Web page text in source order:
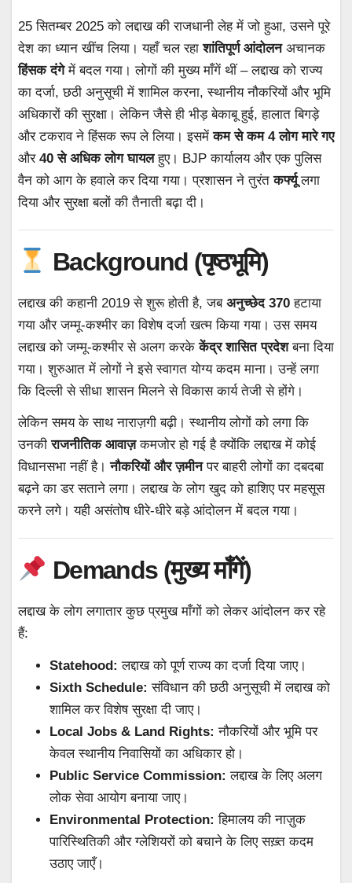
o
k
r
p
p
a
a
m
I
25 सितम्बर 2025 को लद्दाख की राजधानी लेह में जो हुआ, उसने पूरे
देश का ध्यान खींच लिया। यहाँ चल रहाशांतिपूर्ण आंदोलनअचानक
हिंसक दंगेमें बदल गया। लोगों की मुख्य माँगें थीं – लद्दाख को राज्य
का दर्जा, छठी अनुसूची में शामिल करना, स्थानीय नौकरियों और भूमि
अधिकारों की सुरक्षा। लेकिन जैसे ही भीड़ बेकाबू हुई, हालात बिगड़े
और टकराव ने हिंसक रूप ले लिया। इसमेंकम से कम 4 लोग मारे गए
और 40 से अधिक लोग घायलहुए। BJP कार्यालय और एक पुलिस
वैन को आग के हवाले कर दिया गया। प्रशासन ने तुरंतकर्फ्यूलगा
दिया और सुरक्षा बलों की तैनाती बढ़ा दी।
Background (पृष्ठभूमि)
लद्दाख की कहानी 2019 से शुरू होती है, जब अनुच्छेद 370 हटाया
गया और जम्मू-कश्मीर का विशेष दर्जा खत्म किया गया। उस समय
लद्दाख को जम्मू-कश्मीर से अलग करकेकेंद्र शासित प्रदेशबना दिया
गया। शुरुआत में लोगों ने इसे स्वागत योग्य कदम माना। उन्हें लगा
कि दिल्ली से सीधा शासन मिलने से विकास कार्य तेजी से होंगे।
लेकिन समय के साथ नाराज़गी बढ़ी। स्थानीय लोगों को लगा कि
उनकीराजनीतिक आवाज़कमजोर हो गई है क्योंकि लद्दाख में कोई
विधानसभा नहीं है।नौकरियों और ज़मीनपर बाहरी लोगों का दबदबा
बढ़ने का डर सताने लगा। लद्दाख के लोग खुद को हाशिए पर महसूस
करने लगे। यही असंतोष धीरे-धीरे बड़े आंदोलन में बदल गया।
Demands (मुख्य माँगें)
लद्दाख के लोग लगातार कुछ प्रमुख माँगों को लेकर आंदोलन कर रहे
हैं:
Statehood: लद्दाख को पूर्ण राज्य का दर्जा दिया जाए।
Sixth Schedule: संविधान की छठी अनुसूची में लद्दाख को
शामिल कर विशेष सुरक्षा दी जाए।
Local Jobs & Land Rights: नौकरियों और भूमि पर
केवल स्थानीय निवासियों का अधिकार हो।
Public Service Commission: लद्दाख के लिए अलग
लोक सेवा आयोग बनाया जाए।
Environmental Protection: हिमालय की नाज़ुक
पारिस्थितिकी और ग्लेशियरों को बचाने के लिए सख़्त कदम
उठाए जाएँ।